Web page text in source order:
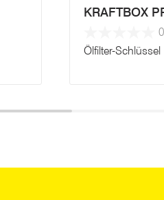
KRAFTBOX
Ölfilter-Schlüssel